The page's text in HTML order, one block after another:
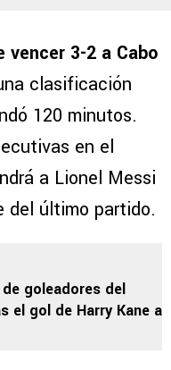
3-2 a Cabo
clasificación
120 minutos.
en el
a Lionel Messi
del último partido.
goleadores del
el gol de Harry Kane a